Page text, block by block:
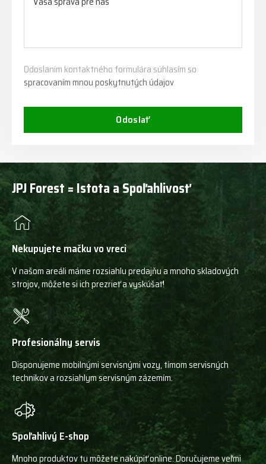
Odoslaním kontaktného formulára súhlasím so
spracovaním mnou poskytnutých údajov
Odoslať
JPJ Forest = Istota a Spoľahlivosť
Nekupujete mačku vo vreci
V našom areáli máme rozsiahlu predajňu a mnoho skladových
strojov, môžete si ich prezrieť a vyskúšať!
Profesionálny servis
Disponujeme mobilnými servisnými vozy, tímom servisných
technikov a rozsiahlym servisným zázemím.
Spoľahlivý E-shop
Mnoho produktov tu môžete nakúpiť online. Doručujeme veľmi